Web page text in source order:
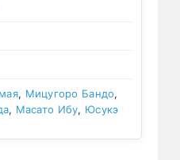
, Мицугоро Бандо,
, Масато Ибу, Юсукэ